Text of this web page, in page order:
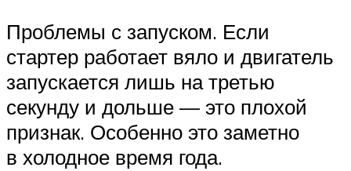
Проблемы с запуском. Если
стартер работает вяло и двигатель
запускается лишь на третью
секунду и дольше — это плохой
признак. Особенно это заметно
в холодное время года.